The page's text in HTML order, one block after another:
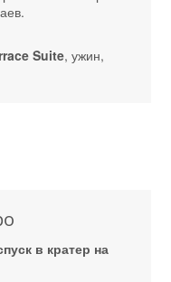
Suite, ужин,
в кратер на